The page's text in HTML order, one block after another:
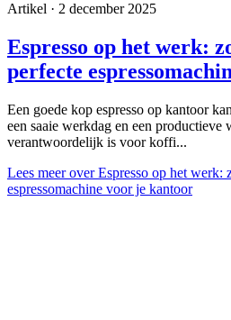
Artikel · 2 december 2025
Espresso op het werk:
perfecte
Een goede kop espresso op kantoor
een saaie werkdag en een
verantwoordelijk is voor koffi...
Lees meerover Espresso op het werk:
espressomachine voor je kantoor